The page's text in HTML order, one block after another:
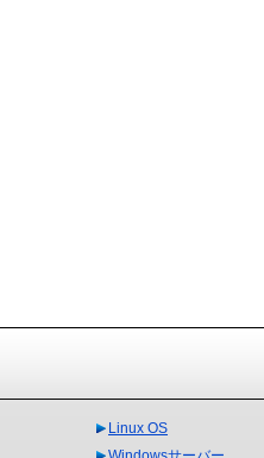
Linux OS